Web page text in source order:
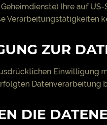
Ihre auf
Verarbeitungstätigkeiten
ZUR
Einwilligung
Datenverarbeitung
DIE